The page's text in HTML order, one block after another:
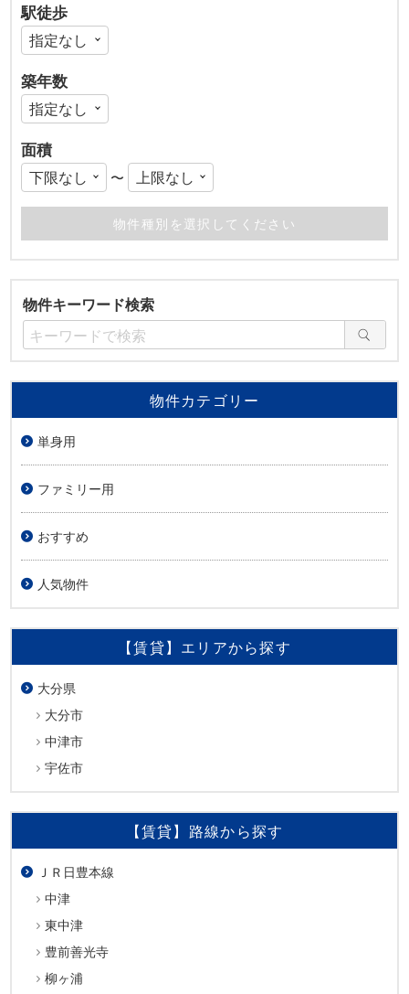
駅徒歩
築年数
面積
〜
物件キーワード検索
物件カテゴリー
単身用
ファミリー用
おすすめ
人気物件
【賃貸】エリアから探す
大分県
大分市
中津市
宇佐市
【賃貸】路線から探す
ＪＲ日豊本線
中津
東中津
豊前善光寺
柳ヶ浦